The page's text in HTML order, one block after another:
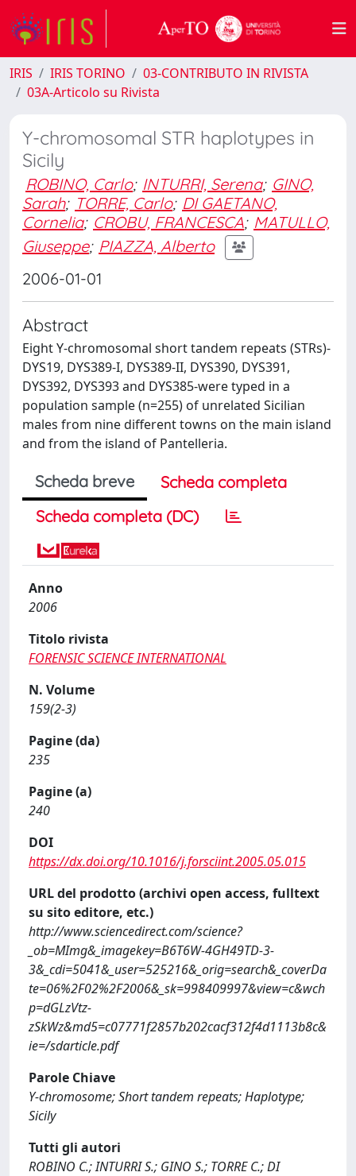
IRIS IRIS TORINO
03-CONTRIBUTO IN RIVISTA
03A-Articolo su Rivista
Y-chromosomal STR haplotypes in
Sicily
ROBINO, Carlo; INTURRI, Serena; GINO,
Sarah; TORRE, Carlo; DI GAETANO,
Cornelia; CROBU, FRANCESCA; MATULLO,
Giuseppe; PIAZZA, Alberto
2006-01-01
Abstract
Eight Y-chromosomal short tandem repeats (STRs)-
DYS19, DYS389-I, DYS389-II, DYS390, DYS391,
DYS392, DYS393 and DYS385-were typed in a
population sample (n=255) of unrelated Sicilian
males from nine different towns on the main island
and from the island of Pantelleria.
Scheda breve
Scheda completa
Scheda completa (DC)
Anno
2006
Titolo rivista
FORENSIC SCIENCE INTERNATIONAL
N. Volume
159(2-3)
Pagine (da)
235
Pagine (a)
240
DOI
https://dx.doi.org/10.1016/j.forsciint.2005.05.015
URL del prodotto (archivi open access, fulltext
su sito editore, etc.)
http://www.sciencedirect.com/science?
_ob=MImg&_imagekey=B6T6W-4GH49TD-3-
3&_cdi=5041&_user=525216&_orig=search&_coverDa
te=06%2F02%2F2006&_sk=998409997&view=c&wch
p=dGLzVtz-
zSkWz&md5=c07771f2857b202cacf312f4d1113b8c&
ie=/sdarticle.pdf
Parole Chiave
Y-chromosome; Short tandem repeats; Haplotype;
Sicily
Tutti gli autori
ROBINO C.; INTURRI S.; GINO S.; TORRE C.; DI